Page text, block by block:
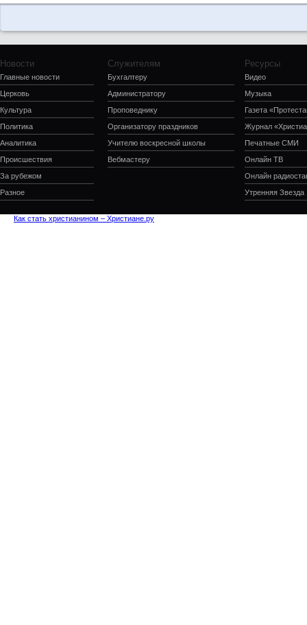
Новости
Главные новости
Церковь
Культура
Политика
Аналитика
Происшествия
За рубежом
Разное
Служителям
Бухгалтеру
Администратору
Проповеднику
Организатору праздников
Учителю воскресной школы
Вебмастеру
Ресурсы
Видео
Музыка
Газета
Журнал
Печатные СМИ
Онлайн ТВ
Онлайн
Утренняя Звезда
Как стать христианином – Христиане.ру